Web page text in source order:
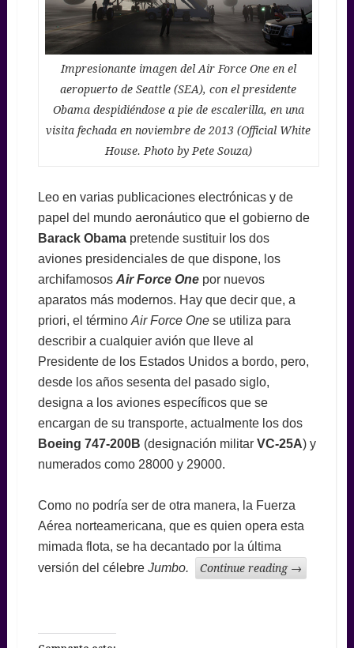
Impresionante imagen del Air Force One en el
aeropuerto de Seattle (SEA), con el presidente
Obama despidiéndose a pie de escalerilla, en una
visita fechada en noviembre de 2013 (Official White
House. Photo by Pete Souza)
Leo en varias publicaciones electrónicas y de
papel del mundo aeronáutico que el gobierno de
Barack Obamapretende sustituir los dos
aviones presidenciales de que dispone, los
archifamosos Air Force One por nuevos
aparatos más modernos. Hay que decir que, a
priori, el término Air Force Onese utiliza para
describir a cualquier avión que lleve al
Presidente de los Estados Unidos a bordo, pero,
desde los años sesenta del pasado siglo,
designa a los aviones específicos que se
encargan de su transporte, actualmente los dos
Boeing 747-200B (designación militar VC-25A) y
numerados como 28000 y 29000.
Como no podría ser de otra manera, la Fuerza
Aérea norteamericana, que es quien opera esta
mimada flota, se ha decantado por la última
versión del célebreJumbo. Continue reading →